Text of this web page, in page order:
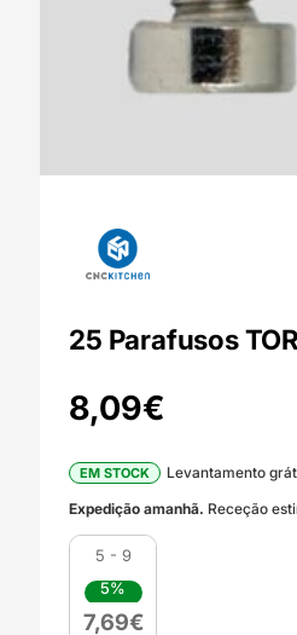
25 Parafusos
8,09€
EM STOCK
Levantamento
Expedição amanhã. Receção
5 - 9
5%
7,69€